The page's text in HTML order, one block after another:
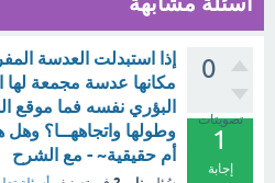
0
تصويتات
1
إجابة
إذا استبدلت العدسة
مكانها عدسة مجمعة لها
البؤري نفسه فما موقع
وطولها واتجاههــا؟ وهل
أم حقيقية~ - مع الشرح